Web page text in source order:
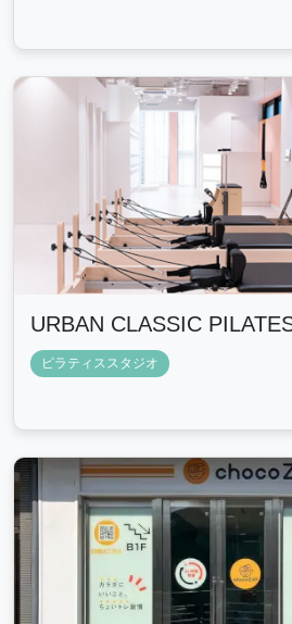
URBAN CLASSIC
ピラティススタジオ